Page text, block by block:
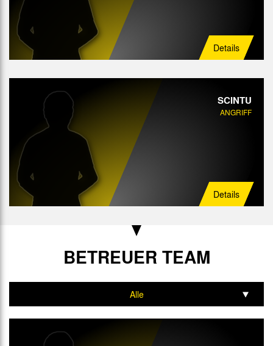
Details
SCINTU
ANGRIFF
Details
BETREUER TEAM
Alle
Trainer
Mannschaftsarzt